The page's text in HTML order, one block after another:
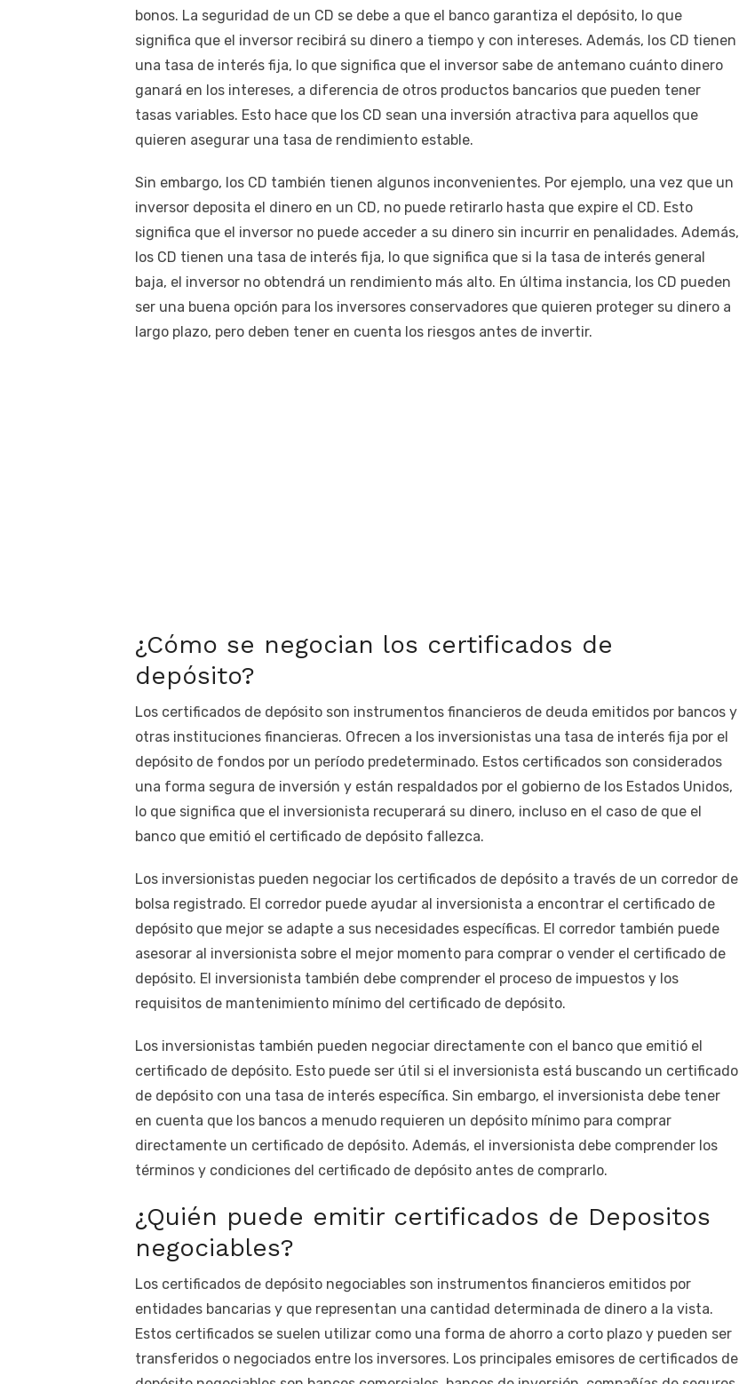
bonos. La seguridad de un CD se debe a que el banco garantiza el depósito, lo que
significa que el inversor recibirá su dinero a tiempo y con intereses. Además, los CD tienen
una tasa de interés fija, lo que significa que el inversor sabe de antemano cuánto dinero
ganará en los intereses, a diferencia de otros productos bancarios que pueden tener
tasas variables. Esto hace que los CD sean una inversión atractiva para aquellos que
quieren asegurar una tasa de rendimiento estable.
Sin embargo, los CD también tienen algunos inconvenientes. Por ejemplo, una vez que un
inversor deposita el dinero en un CD, no puede retirarlo hasta que expire el CD. Esto
significa que el inversor no puede acceder a su dinero sin incurrir en penalidades. Además,
los CD tienen una tasa de interés fija, lo que significa que si la tasa de interés general
baja, el inversor no obtendrá un rendimiento más alto. En última instancia, los CD pueden
ser una buena opción para los inversores conservadores que quieren proteger su dinero a
largo plazo, pero deben tener en cuenta los riesgos antes de invertir.
¿Cómo se negocian los certificados de
depósito?
Los certificados de depósito son instrumentos financieros de deuda emitidos por bancos y
otras instituciones financieras. Ofrecen a los inversionistas una tasa de interés fija por el
depósito de fondos por un período predeterminado. Estos certificados son considerados
una forma segura de inversión y están respaldados por el gobierno de los Estados Unidos,
lo que significa que el inversionista recuperará su dinero, incluso en el caso de que el
banco que emitió el certificado de depósito fallezca.
Los inversionistas pueden negociar los certificados de depósito a través de un corredor de
bolsa registrado. El corredor puede ayudar al inversionista a encontrar el certificado de
depósito que mejor se adapte a sus necesidades específicas. El corredor también puede
asesorar al inversionista sobre el mejor momento para comprar o vender el certificado de
depósito. El inversionista también debe comprender el proceso de impuestos y los
requisitos de mantenimiento mínimo del certificado de depósito.
Los inversionistas también pueden negociar directamente con el banco que emitió el
certificado de depósito. Esto puede ser útil si el inversionista está buscando un certificado
de depósito con una tasa de interés específica. Sin embargo, el inversionista debe tener
en cuenta que los bancos a menudo requieren un depósito mínimo para comprar
directamente un certificado de depósito. Además, el inversionista debe comprender los
términos y condiciones del certificado de depósito antes de comprarlo.
¿Quién puede emitir certificados de Depositos
negociables?
Los certificados de depósito negociables son instrumentos financieros emitidos por
entidades bancarias y que representan una cantidad determinada de dinero a la vista.
Estos certificados se suelen utilizar como una forma de ahorro a corto plazo y pueden ser
transferidos o negociados entre los inversores. Los principales emisores de certificados de